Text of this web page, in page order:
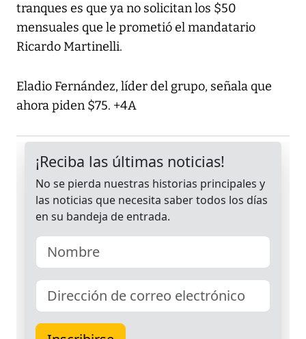
tranques es que ya no solicitan los $50
mensuales que le prometió el mandatario
Ricardo Martinelli.
Eladio Fernández, líder del grupo, señala que
ahora piden $75. +4A